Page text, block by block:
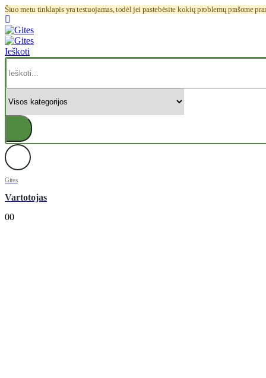
Šiuo metu tinklapis yra testuojamas, todėl jei pastebėsite kokių problemų prašome
Ieškoti
Gites
Vartotojas
00